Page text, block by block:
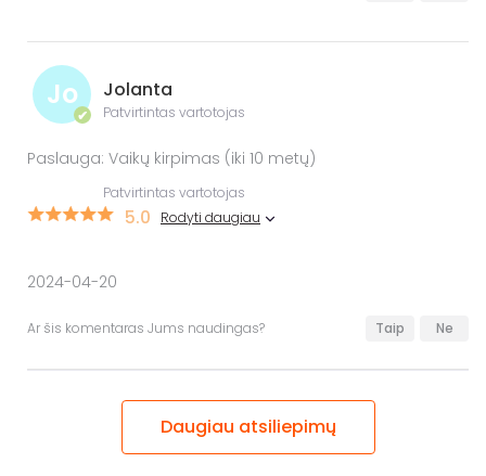
Jo
✔
Jolanta
Patvirtintas vartotojas
Paslauga: Vaikų kirpimas (iki 10 metų)
Patvirtintas vartotojas
5.0 Rodyti daugiau
2024-04-20
Ar šis komentaras Jums naudingas? Taip Ne
Daugiau atsiliepimų